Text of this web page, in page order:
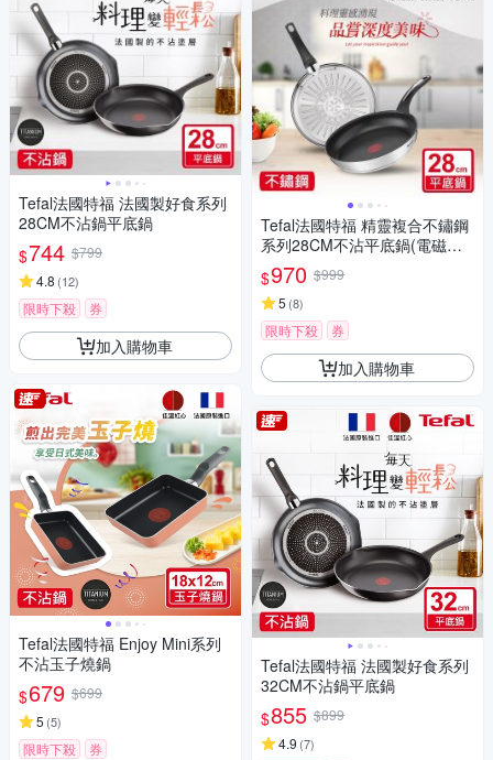
Tefal法國特福 法國製好食系列
28CM不沾鍋平底鍋
$744 $799
4.8 (12)
限時下殺 券
加入購物車
Tefal法國特福 Enjoy Mini系列
不沾玉子燒鍋
$679 $699
5 (5)
限時下殺 券
Tefal法國特福 精靈複合不鏽鋼
系列28CM不沾平底鍋(電磁爐
適用)
$970 $999
5 (8)
限時下殺 券
加入購物車
Tefal法國特福 法國製好食系列
32CM不沾鍋平底鍋
$855 $899
4.9 (7)